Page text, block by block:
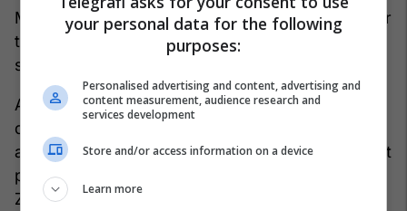
Milenkoviq është ende në paraburgim, por kundër
tij nuk është ngritur ende ndonjë aktakuzë për
sulmin ndaj KFOR-it.
Ai dhe tre pjesëtarë të tjerë të komunitetit serb
dolën në gjyq në fillim të vitit, në bazë të
aktakuzës për “veprën e terrorizmit”, përkatësisht
për sulm ndaj objektit të Komisionit Qendror të
Zgjedhjeve në Mitrovicë të Veriut, në dhjetor të
your personal data for the following
purposes:
Personalised advertising and content, advertising and
content measurement, audience research and
services development
Store and/or access information on a device
Learn more